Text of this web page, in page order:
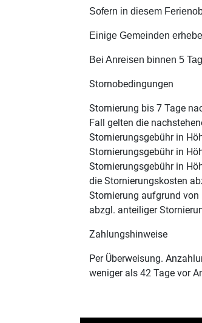
Sofern in diesem
Einige Gemeinden
Bei Anreisen binnen 5
Stornobedingungen
Stornierung bis 7 Tage
Fall gelten die
Stornierungsgebühr in
Stornierungsgebühr in
Stornierungsgebühr in
die Stornierungskosten
Stornierung aufgrund von
abzgl. anteiliger
Zahlungshinweise
Per Überweisung.
weniger als 42 Tage vor